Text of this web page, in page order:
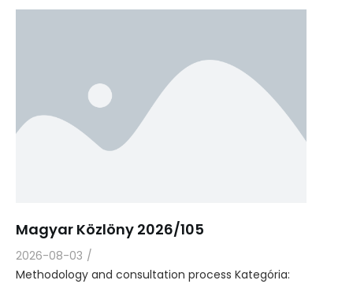
Magyar Közlöny 2026/105
2026-08-03 /
Methodology and consultation process Kategória: